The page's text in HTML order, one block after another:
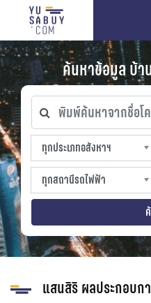
ค้นหาข้อมูล บ้า
พิมพ์ค้นหาจากชื่อโครงก
ทุกประเภทอสังหาฯ
ทุกประเภทอสังหาฯ
sproperty
ทุกทำเลที่ตั้ง
ทุกสถานีรถไฟฟ้า
ทุกสถานีรถไฟฟ้า
strain-station
ทุกช่วงราคา
แสนสิริ ผลประกอบก